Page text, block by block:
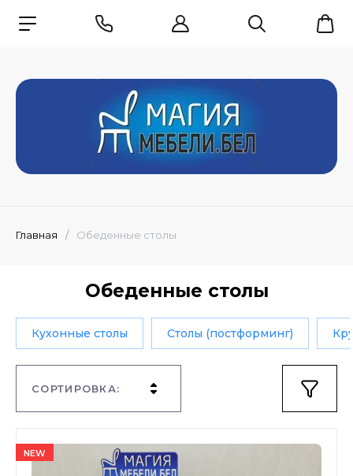
Главная / Обеденные столы
Обеденные столы
Кухонные столы Столы (постформинг)
СОРТИРОВКА:
NEW